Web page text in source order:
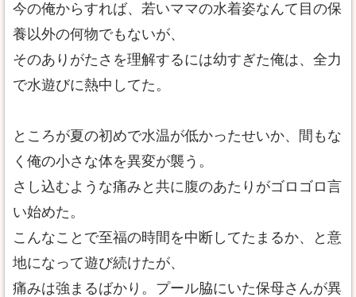
今の俺からすれば、若いママの水着姿なんて目の保
養以外の何物でもないが、
そのありがたさを理解するには幼すぎた俺は、全力
で水遊びに熱中してた。
ところが夏の初めで水温が低かったせいか、間もな
く俺の小さな体を異変が襲う。
さし込むような痛みと共に腹のあたりがゴロゴロ言
い始めた。
こんなことで至福の時間を中断してたまるか、と意
地になって遊び続けたが、
痛みは強まるばかり。プール脇にいた保母さんが異